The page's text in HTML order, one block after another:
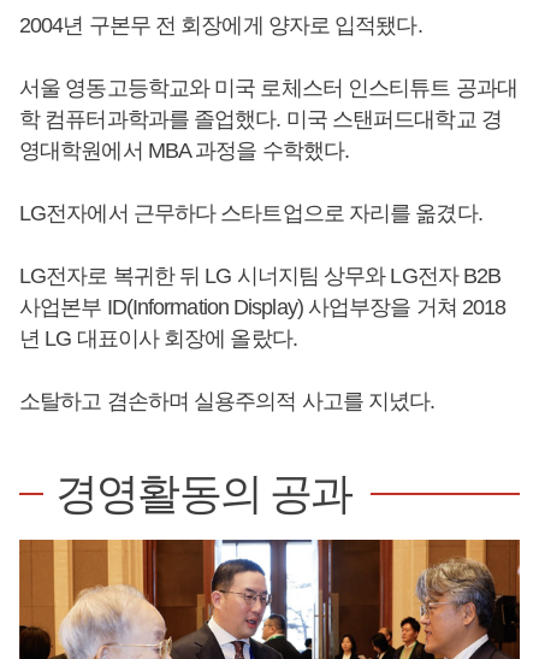
2004년 구본무 전 회장에게 양자로 입적됐다.
서울 영동고등학교와 미국 로체스터 인스티튜트 공과대
학 컴퓨터과학과를 졸업했다. 미국 스탠퍼드대학교 경
영대학원에서 MBA 과정을 수학했다.
LG전자에서 근무하다 스타트업으로 자리를 옮겼다.
LG전자로 복귀한 뒤 LG 시너지팀 상무와 LG전자 B2B
사업본부 ID(Information Display) 사업부장을 거쳐 2018
년 LG 대표이사 회장에 올랐다.
소탈하고 겸손하며 실용주의적 사고를 지녔다.
경영활동의 공과